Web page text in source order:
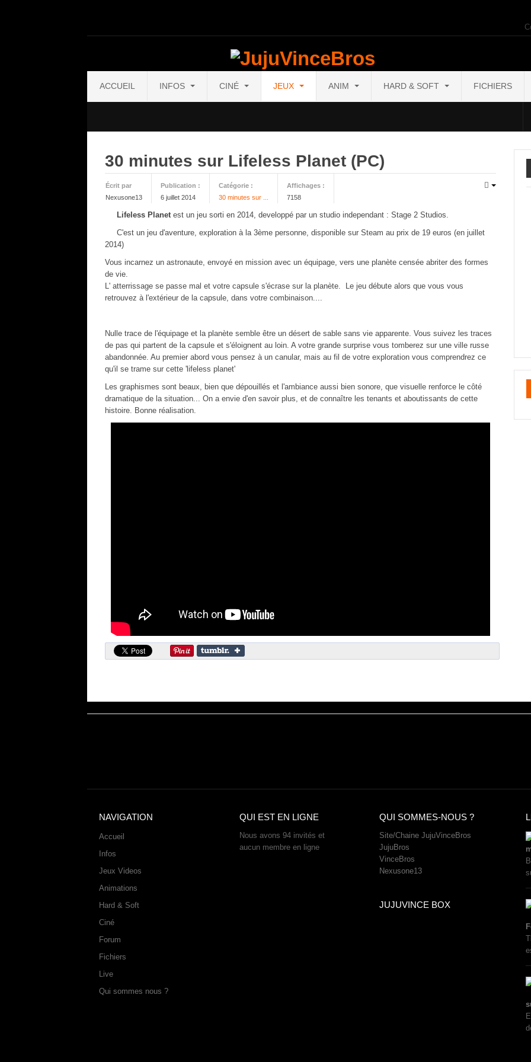
ACCUEIL INFOS CINÉ JEUX ANIM HARD & SOFT FICHIERS
30 minutes sur Lifeless Planet (PC)
Écrit par
Nexusone13
Publication :
6 juillet 2014
Catégorie :
30 minutes sur ...
Affichages :
7158
Lifeless Planet est un jeu sorti en 2014, developpé par un studio independant : Stage 2 Studios.
C'est un jeu d'aventure, exploration à la 3ème personne, disponible sur Steam au prix de 19 euros (en juillet
2014)
Vous incarnez un astronaute, envoyé en mission avec un équipage, vers une planète censée abriter des formes
de vie.
L' atterrissage se passe mal et votre capsule s'écrase sur la planète. Le jeu débute alors que vous vous
retrouvez à l'extérieur de la capsule, dans votre combinaison....
Nulle trace de l'équipage et la planète semble être un désert de sable sans vie apparente. Vous suivez les traces
de pas qui partent de la capsule et s'éloignent au loin. A votre grande surprise vous tomberez sur une ville russe
abandonnée. Au premier abord vous pensez à un canular, mais au fil de votre exploration vous comprendrez ce
qu'il se trame sur cette 'lifeless planet'
Les graphismes sont beaux, bien que dépouillés et l'ambiance aussi bien sonore, que visuelle renforce le côté
dramatique de la situation... On a envie d'en savoir plus, et de connaître les tenants et aboutissants de cette
histoire. Bonne réalisation.
NAVIGATION
Accueil
Infos
Jeux Videos
Animations
Hard & Soft
Ciné
Forum
Fichiers
Live
Qui sommes nous ?
QUI EST EN LIGNE
Nous avons 94 invités et
aucun membre en ligne
QUI SOMMES-NOUS ?
Site/Chaine JujuVinceBros
JujuBros
VinceBros
Nexusone13
JUJUVINCE BOX